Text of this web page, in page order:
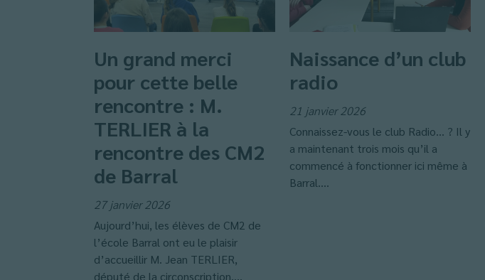
Un grand merci
pour cette belle
rencontre : M.
TERLIER à la
rencontre des CM2
de Barral
27 janvier 2026
Aujourd’hui, les élèves de CM2 de
l’école Barral ont eu le plaisir
d’accueillir M. Jean TERLIER,
député de la circonscription....
Naissance d’un club
radio
21 janvier 2026
Connaissez-vous le club Radio… ? Il y
a maintenant trois mois qu’il a
commencé à fonctionner ici même à
Barral....